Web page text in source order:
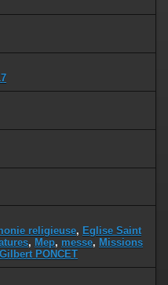
religieuse, Eglise Saint
, Mep, messe, Missions
PONCET